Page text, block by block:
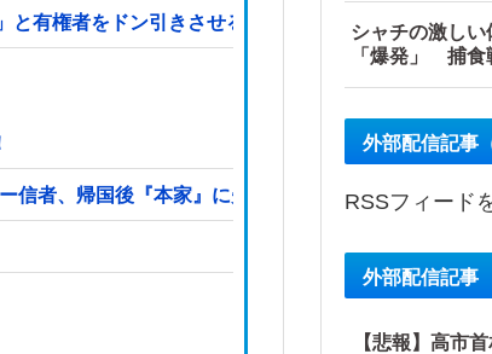
と有権者をドン引きさせるよな屁理屈を……
信者、帰国後『本家』に失望する事態に
シャチの激し
「爆発」 捕食
外部配信記事
RSSフィード
外部配信記事
【悲報】高市